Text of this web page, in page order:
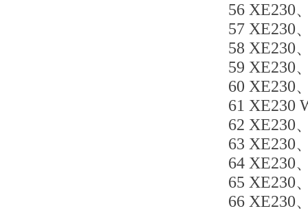
56 XE230
57 XE230
58 XE230
59 XE230
60 XE230
61 XE230
62 XE230
63 XE230
64 XE230
65 XE230
66 XE230